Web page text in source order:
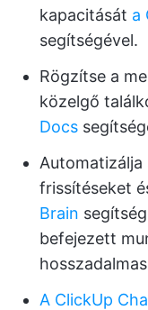
kapacitását a
segítségével.
Rögzítse a
közelgő
Docs
frissítéseket
Brain
befejezett
A ClickUp